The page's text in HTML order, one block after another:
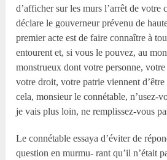
d’afficher sur les murs l’arrêt de votre
déclare le gouverneur prévenu de
premier acte est de faire connaître à
entourent et, si vous le pouvez, au
monstrueux dont votre personne,
votre droit, votre patrie viennent
cela, monsieur le connétable, n’usez-
je vais plus loin, ne remplissez-vous
Le connétable essaya d’éviter de
question en murmu- rant qu’il n’était